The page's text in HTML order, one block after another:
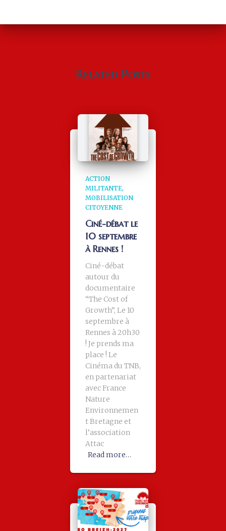
Related Posts
ACTION
MILITANTE
MOBILISATION
CITOYENNE
Ciné-débat le
10 septembre
à Rennes !
Ciné-débat
autour du
documentaire
“The Cost of
Growth”, Le 10
septembre à
Rennes à 20h30
! Je prends ma
place ! Le
Cinéma du TNB,
en partenariat
avec France
Nature
Environnemen
t Bretagne et
l’association
Attac
Read more…